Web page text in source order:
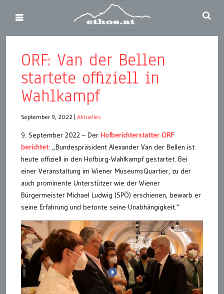
ORF: Van der Bellen
startete offiziell in
Wahlkampf
September 9, 2022 Aktuelles
9. September 2022 – Der Hofberichterstatter ORF
berichtet: „Bundespräsident Alexander Van der Bellen ist
heute offiziell in den Hofburg-Wahlkampf gestartet. Bei
einer Veranstaltung im Wiener MuseumsQuartier, zu der
auch prominente Unterstützer wie der Wiener
Bürgermeister Michael Ludwig (SPÖ) erschienen, bewarb er
seine Erfahrung und betonte seine Unabhängigkeit.“